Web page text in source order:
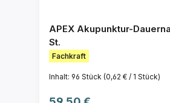
APEX Akupunktur-
St.
Fachkraft
Inhalt: 96 Stück (0,62 € / 1 Stück)